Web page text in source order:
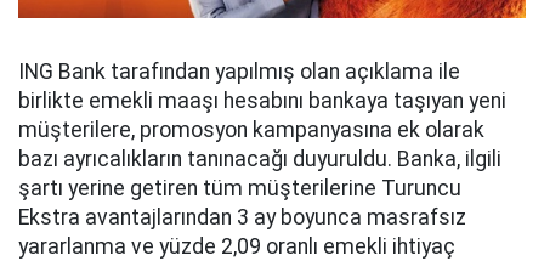
ING Bank tarafından yapılmış olan açıklama ile
birlikte emekli maaşı hesabını bankaya taşıyan yeni
müşterilere, promosyon kampanyasına ek olarak
bazı ayrıcalıkların tanınacağı duyuruldu. Banka, ilgili
şartı yerine getiren tüm müşterilerine Turuncu
Ekstra avantajlarından 3 ay boyunca masrafsız
yararlanma ve yüzde 2,09 oranlı emekli ihtiyaç